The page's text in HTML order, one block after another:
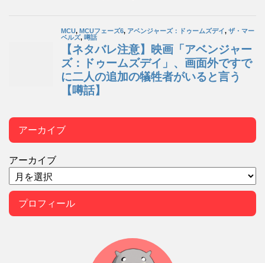
アーカイブ
アーカイブ
プロフィール